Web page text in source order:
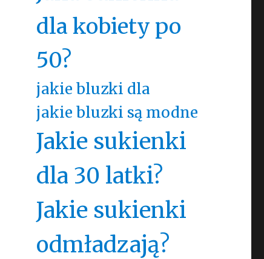
dla kobiety po
50?
jakie bluzki dla
jakie bluzki są modne
Jakie sukienki
dla 30 latki?
Jakie sukienki
odmładzają?